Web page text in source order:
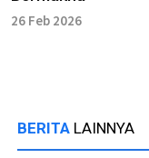
26 Feb 2026
BERITA LAINNYA